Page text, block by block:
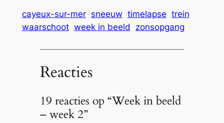
cayeux-sur-mer sneeuw timelapse trein
waarschoot week in beeld zonsopgang
Reacties
19 reacties op “Week in beeld
– week 2”